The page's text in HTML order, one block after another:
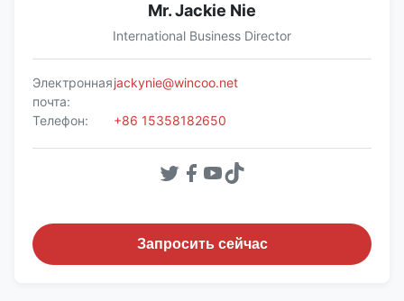
Mr. Jackie Nie
International Business Director
Электронная
почта:
jackynie@wincoo.net
Телефон: +86 15358182650
Запросить сейчас